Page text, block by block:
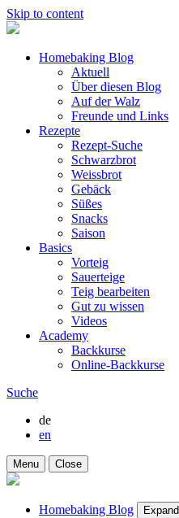
Skip to content
Homebaking Blog
Aktuell
Über diesen Blog
Auf der Walz
Freunde und Links
Rezepte
Rezept-Suche
Schwarzbrot
Weissbrot
Gebäck
Süßes
Snacks
Saison
Basics
Vorteig
Sauerteige
Teig bearbeiten
Gut zu wissen
Videos
Academy
Backkurse
Online-Backkurse
Suche
de
en
Menu Close
Homebaking Blog Expand